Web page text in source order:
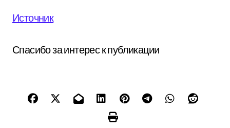
Источник
Спасибо за интерес к публикации